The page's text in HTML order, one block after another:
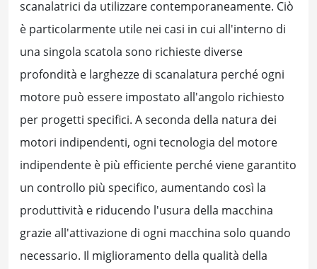
scanalatrici da utilizzare contemporaneamente. Ciò
è particolarmente utile nei casi in cui all'interno di
una singola scatola sono richieste diverse
profondità e larghezze di scanalatura perché ogni
motore può essere impostato all'angolo richiesto
per progetti specifici. A seconda della natura dei
motori indipendenti, ogni tecnologia del motore
indipendente è più efficiente perché viene garantito
un controllo più specifico, aumentando così la
produttività e riducendo l'usura della macchina
grazie all'attivazione di ogni macchina solo quando
necessario. Il miglioramento della qualità della